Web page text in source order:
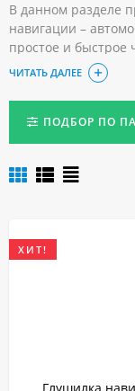
В данном разделе
навигации –
простое и быстрое
предотвращает
средством путем
и слежение за
невозможным.
Чтобы приобрести
ЧИТАТЬ ДАЛЕЕ
ПОДБОР ПО
ХИТ!